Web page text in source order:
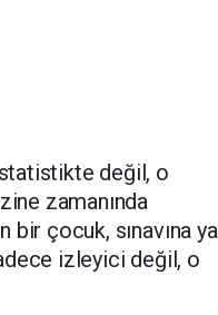
değil, o
zamanında
çocuk, sınavına ya
izleyici değil, o